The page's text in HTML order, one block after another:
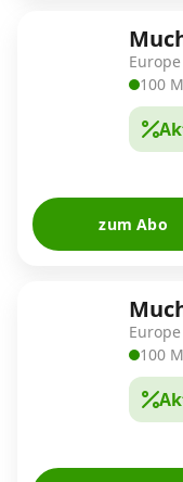
100
zum Abo
100